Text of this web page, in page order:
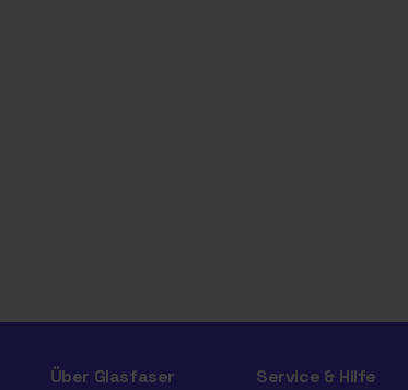
Über Glasfaser
Service & Hilfe